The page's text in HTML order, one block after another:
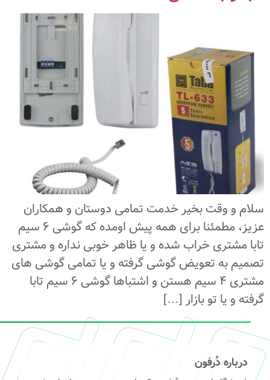
سلام و وقت بخیر خدمت تمامی دوستان و همکاران
عزیز، مطمئنا برای همه پیش اومده که گوشی 6 سیم
تابا مشتری خراب شده و یا ظاهر خوبی نداره و مشتری
تصمیم به تعویض گوشی گرفته و یا تمامی گوشی های
مشتری 4 سیم هستن و اشتباها گوشی 6 سیم تابا
گرفته و یا تو بازار […]
درباره دُرفون